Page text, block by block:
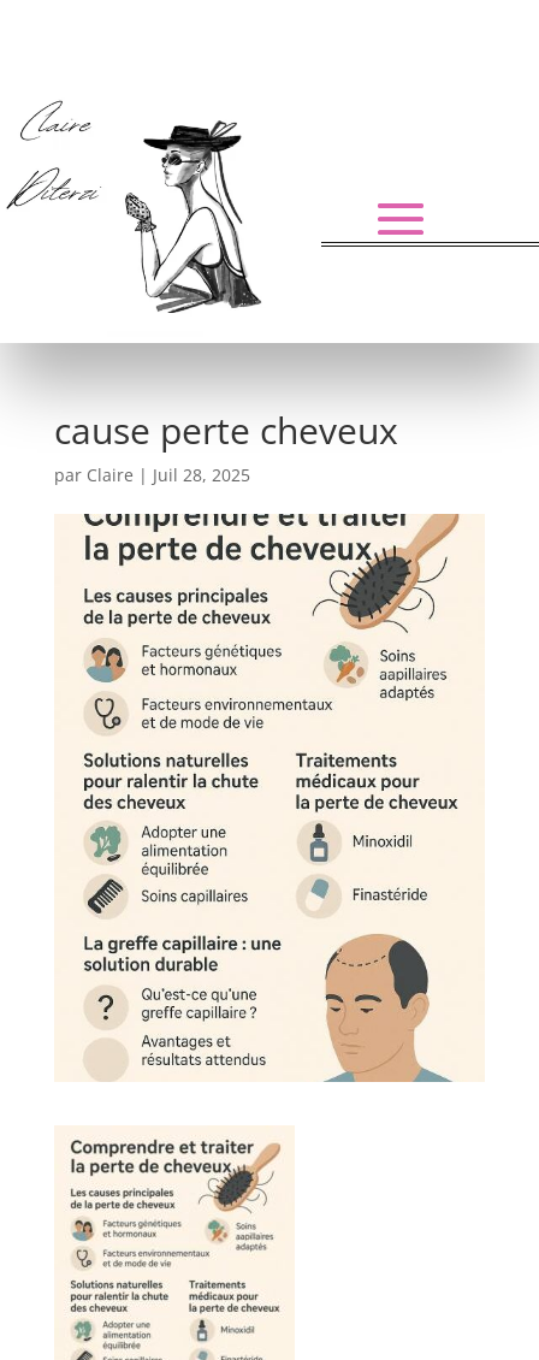
cause perte cheveux
par Claire | Juil 28, 2025